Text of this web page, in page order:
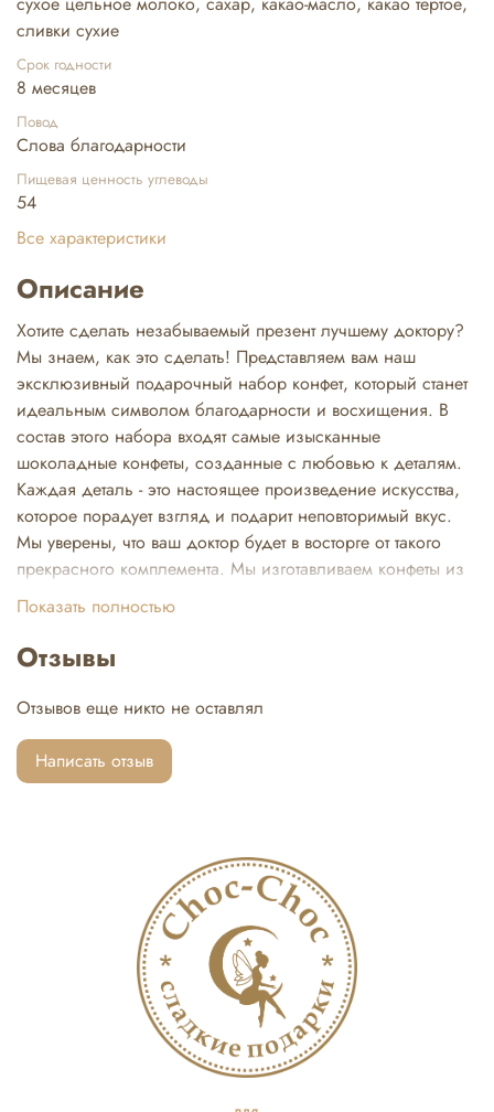
сливки сухие
Срок годности
8 месяцев
Повод
Слова благодарности
Пищевая ценность углеводы
54
Все характеристики
Описание
Хотите сделать незабываемый презент лучшему доктору?
Мы знаем, как это сделать! Представляем вам наш
эксклюзивный подарочный набор конфет, который станет
идеальным символом благодарности и восхищения. В
состав этого набора входят самые изысканные
шоколадные конфеты, созданные с любовью к деталям.
Каждая деталь - это настоящее произведение искусства,
которое порадует взгляд и подарит неповторимый вкус.
Мы уверены, что ваш доктор будет в восторге от такого
прекрасного комплемента. Мы изготавливаем конфеты из
лучших сортов белого, молочного и темного шоколада.
украшением праздника.
Показать полностью
Отзывы
Отзывов еще никто не оставлял
Написать отзыв